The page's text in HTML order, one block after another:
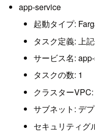
app-service
起動タイプ:
タスク定義: 上
サービス名:
タスクの数: 1
クラスター
サブネット: デ
セキュリティグ